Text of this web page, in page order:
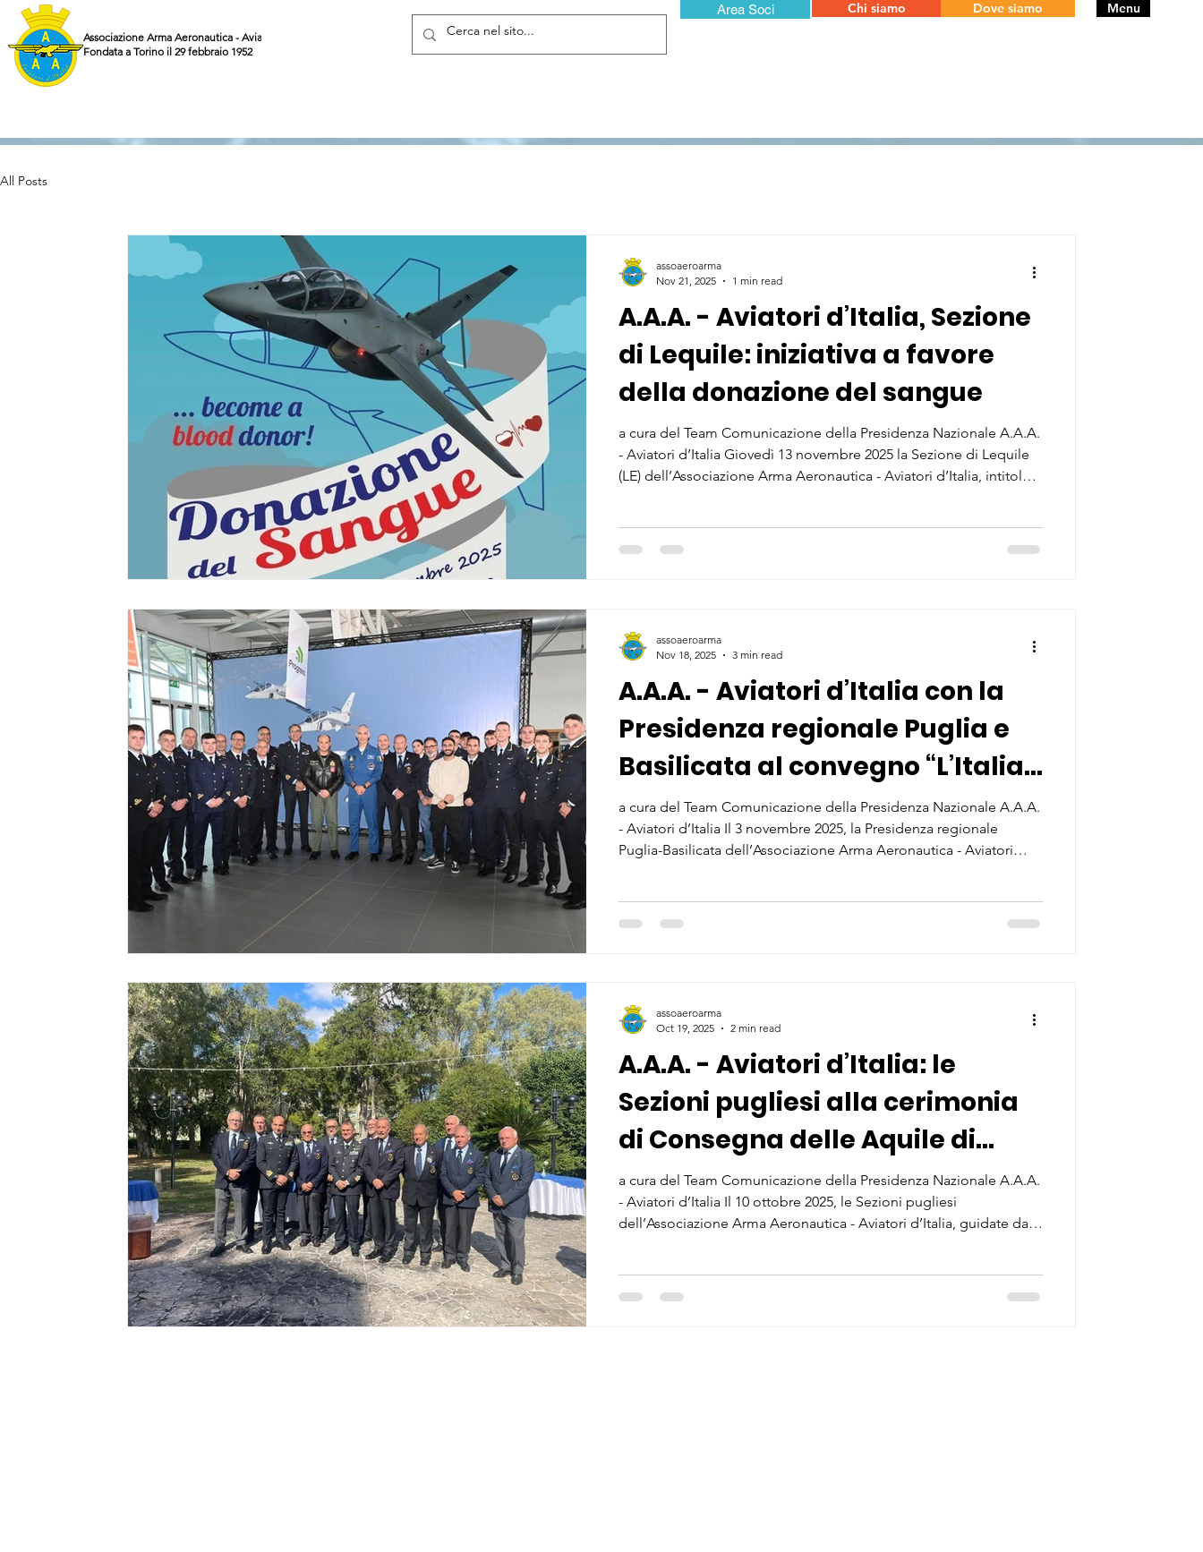
Associazione Arma Aeronautica - Aviatori d'Italia ETS
Fondata a Torino il 29 febbraio 1952
Area Soci Chi siamo Dove siamo Menu
All Posts
A.A.A. - Aviatori d’Italia, Sezione
di Lequile: iniziativa a favore
della donazione del sangue
a cura del Team Comunicazione della Presidenza Nazionale A.A.A.
- Aviatori d’Italia Giovedì 13 novembre 2025 la Sezione di Lequile
(LE) dell’Associazione Arma Aeronautica - Aviatori d’Italia, intitolata
assoaeroarma
Nov 21, 2025
1 min read
A.A.A. - Aviatori d’Italia con la
Presidenza regionale Puglia e
Basilicata al convegno “L’Italia
nello Spazio: Storia e
Prospettive”
a cura del Team Comunicazione della Presidenza Nazionale A.A.A.
- Aviatori d’Italia Il 3 novembre 2025, la Presidenza regionale
Puglia-Basilicata dell’Associazione Arma Aeronautica - Aviatori
assoaeroarma
Nov 18, 2025
3 min read
A.A.A. - Aviatori d’Italia: le
Sezioni pugliesi alla cerimonia
di Consegna delle Aquile di
Pilota Militare
a cura del Team Comunicazione della Presidenza Nazionale A.A.A.
- Aviatori d’Italia Il 10 ottobre 2025, le Sezioni pugliesi
dell’Associazione Arma Aeronautica - Aviatori d’Italia, guidate dal
assoaeroarma
Oct 19, 2025
2 min read